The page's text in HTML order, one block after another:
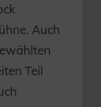
Auch
Teil